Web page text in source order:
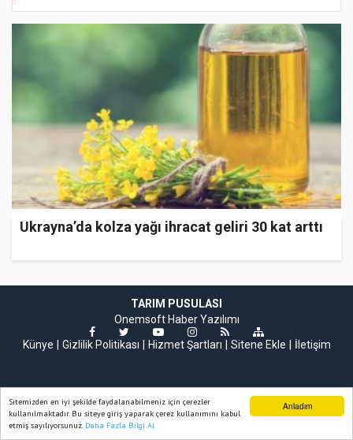
Anladım
Sitemizden en iyi şekilde faydalanabilmeniz için çerezler
kullanılmaktadır. Bu siteye giriş yaparak çerez kullanımını kabul
etmiş sayılıyorsunuz. Daha Fazla Bilgi Al
Ukrayna’da kolza yağı ihracat geliri 30 kat arttı
TARIM PUSULASI
Onemsoft Haber Yazılımı
Künye
Gizlilik Politikası Hizmet Şartları Sitene Ekle İletişim
Ana Sayfa Web TV